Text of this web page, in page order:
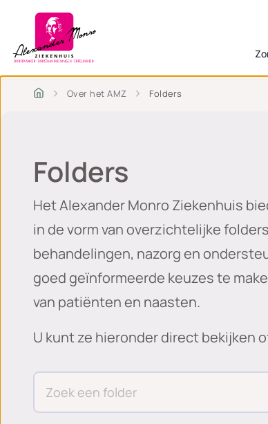
Over het AMZ Folders
Folders
Het Alexander Monro Ziekenhuis
in de vorm van overzichtelijke
behandelingen, nazorg en
goed geïnformeerde keuzes te
van patiënten en naasten.
U kunt ze hieronder direct bekijken